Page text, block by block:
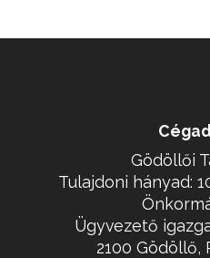
Gödöllői
Tulajdoni hányad:
Ügyvezető
2100 Gödöllő,